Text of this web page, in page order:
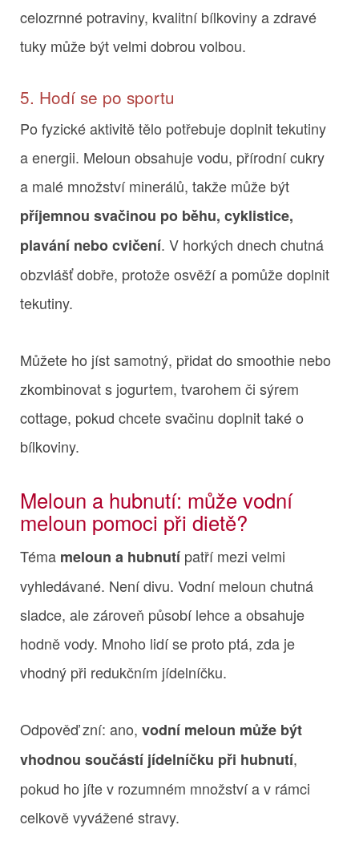
celozrnné potraviny, kvalitní bílkoviny a zdravé
tuky může být velmi dobrou volbou.
5. Hodí se po sportu
Po fyzické aktivitě tělo potřebuje doplnit tekutiny
a energii. Meloun obsahuje vodu, přírodní cukry
a malé množství minerálů, takže může být
příjemnou svačinou po běhu, cyklistice,
plavání nebo cvičení. V horkých dnech chutná
obzvlášť dobře, protože osvěží a pomůže doplnit
tekutiny.
Můžete ho jíst samotný, přidat do smoothie nebo
zkombinovat s jogurtem, tvarohem či sýrem
cottage, pokud chcete svačinu doplnit také o
bílkoviny.
Meloun a hubnutí: může vodní
meloun pomoci při dietě?
Téma meloun a hubnutí patří mezi velmi
vyhledávané. Není divu. Vodní meloun chutná
sladce, ale zároveň působí lehce a obsahuje
hodně vody. Mnoho lidí se proto ptá, zda je
vhodný při redukčním jídelníčku.
Odpověď zní: ano, vodní meloun může být
vhodnou součástí jídelníčku při hubnutí,
pokud ho jíte v rozumném množství a v rámci
celkově vyvážené stravy.